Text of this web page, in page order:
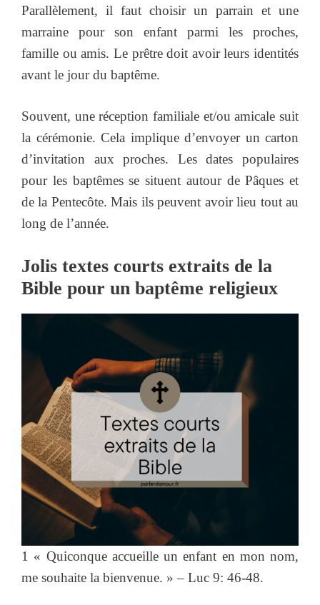
Parallèlement, il faut choisir un parrain et une
marraine pour son enfant parmi les proches,
famille ou amis. Le prêtre doit avoir leurs identités
avant le jour du baptême.
Souvent, une réception familiale et/ou amicale suit
la cérémonie. Cela implique d’envoyer un carton
d’invitation aux proches. Les dates populaires
pour les baptêmes se situent autour de Pâques et
de la Pentecôte. Mais ils peuvent avoir lieu tout au
long de l’année.
Jolis textes courts extraits de la
Bible pour un baptême religieux
1 « Quiconque accueille un enfant en mon nom,
me souhaite la bienvenue. » – Luc 9: 46-48.